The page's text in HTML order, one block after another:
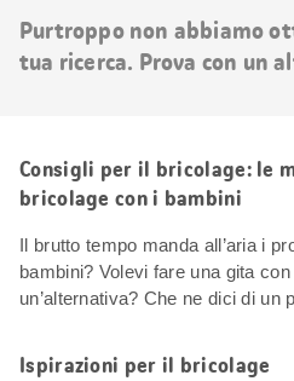
Purtroppo non abbiamo
tua ricerca. Prova con un
Consigli per il bricolage: le
bricolage con i bambini
Il brutto tempo manda all’aria i
bambini? Volevi fare una gita
un’alternativa? Che ne dici di un
Ispirazioni per il bricolage